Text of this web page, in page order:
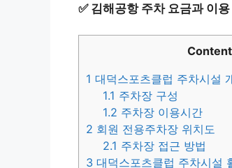
✅ 김해공항 주차 요금과 이
1 대덕스포츠클럽 주차시설
1.1 주차장 구성
1.2 주차장 이용시간
2 회원 전용주차장 위치도
2.1 주차장 접근 방법
3 대덕스포츠클럽 주차시설